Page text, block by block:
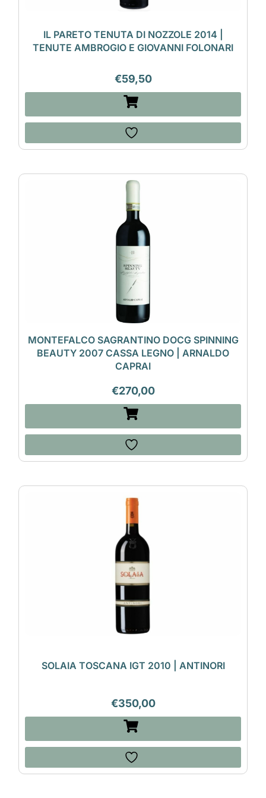
IL PARETO TENUTA DI NOZZOLE 2014 |
TENUTE AMBROGIO E GIOVANNI FOLONARI
€59,50
MONTEFALCO SAGRANTINO DOCG SPINNING
BEAUTY 2007 CASSA LEGNO | ARNALDO
CAPRAI
€270,00
SOLAIA TOSCANA IGT 2010 | ANTINORI
€350,00